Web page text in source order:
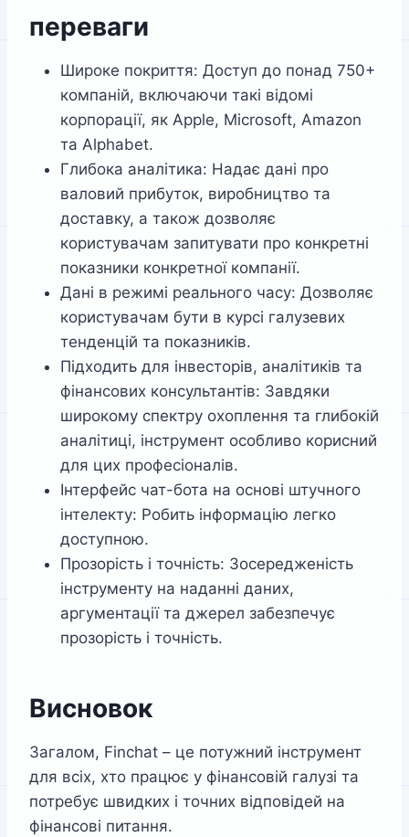
переваги
Широке покриття: Доступ до понад 750+
компаній, включаючи такі відомі
корпорації, як Apple, Microsoft, Amazon
та Alphabet.
Глибока аналітика: Надає дані про
валовий прибуток, виробництво та
доставку, а також дозволяє
користувачам запитувати про конкретні
показники конкретної компанії.
Дані в режимі реального часу: Дозволяє
користувачам бути в курсі галузевих
тенденцій та показників.
Підходить для інвесторів, аналітиків та
фінансових консультантів: Завдяки
широкому спектру охоплення та глибокій
аналітиці, інструмент особливо корисний
для цих професіоналів.
Інтерфейс чат-бота на основі штучного
інтелекту: Робить інформацію легко
доступною.
Прозорість і точність: Зосередженість
інструменту на наданні даних,
аргументації та джерел забезпечує
прозорість і точність.
Висновок
Загалом, Finchat – це потужний інструмент
для всіх, хто працює у фінансовій галузі та
потребує швидких і точних відповідей на
фінансові питання.